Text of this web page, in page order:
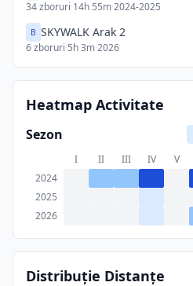
34zboruri·14h 55m·2024-2025
B SKYWALK Arak 2
6zboruri·5h 3m·2026
Heatmap Activitate
Sezon
I
II III IV V
2024
2025
2026
Distribuție Distanțe